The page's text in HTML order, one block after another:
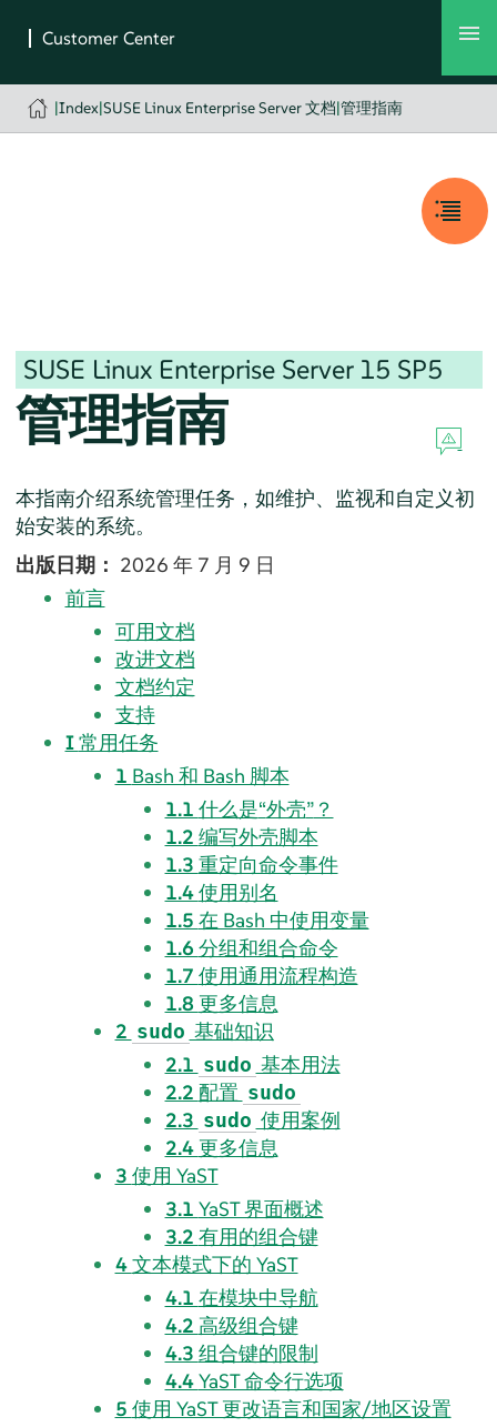
|Index|SUSE Linux Enterprise Server 文档|管理指南
SUSE Linux Enterprise Server 15 SP5
管理指南
本指南介绍系统管理任务，如维护、监视和自定义初
始安装的系统。
出版日期： 2026 年 7 月 9 日
前言
可用文档
改进文档
文档约定
支持
I常用任务
1 Bash 和 Bash 脚本
1.1 什么是“外壳”？
1.2 编写外壳脚本
1.3 重定向命令事件
1.4使用别名
1.5 在 Bash 中使用变量
1.6 分组和组合命令
1.7 使用通用流程构造
1.8 更多信息
2 sudo 基础知识
2.1 sudo 基本用法
2.2 配置 sudo
2.3 sudo 使用案例
2.4更多信息
3 使用 YaST
3.1 YaST 界面概述
3.2 有用的组合键
4文本模式下的 YaST
4.1 在模块中导航
4.2 高级组合键
4.3 组合键的限制
4.4YaST 命令行选项
5 使用 YaST 更改语言和国家/地区设置